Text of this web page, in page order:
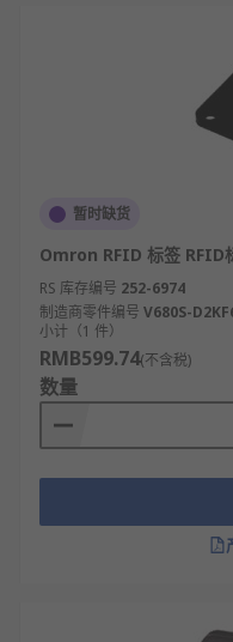
暂时缺货
Omron RFID 标签 RFID
RS 库存编号 252-6974
制造商零件编号 V680S-
小计（1 件）
RMB599.74(不含税)
数量